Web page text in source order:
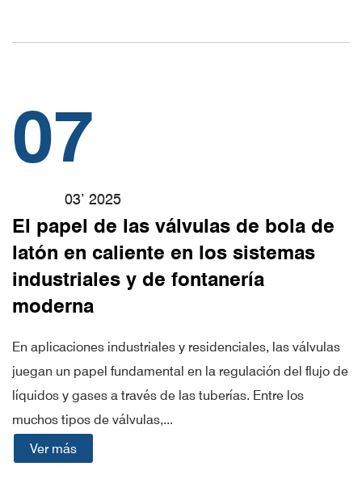
07
03’ 2025
El papel de las válvulas de bola de
latón en caliente en los sistemas
industriales y de fontanería
moderna
En aplicaciones industriales y residenciales, las válvulas
juegan un papel fundamental en la regulación del flujo de
líquidos y gases a través de las tuberías. Entre los
muchos tipos de válvulas,...
Ver más